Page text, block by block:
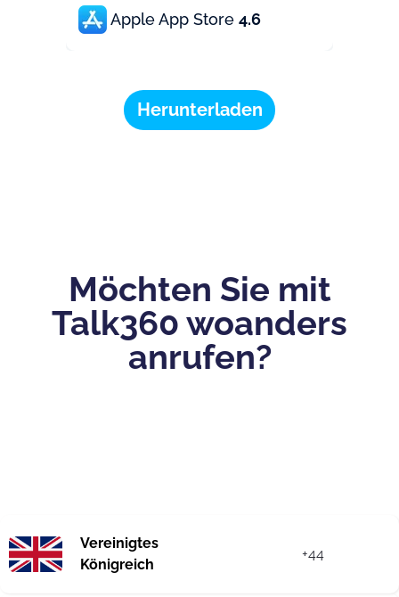
Apple App Store 4.6
Herunterladen
Möchten Sie mit
Talk360 woanders
anrufen?
Vereinigtes
Königreich
+44